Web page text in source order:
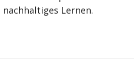
Lernen.